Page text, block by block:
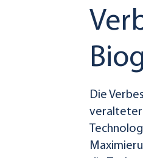
Die
veralteter